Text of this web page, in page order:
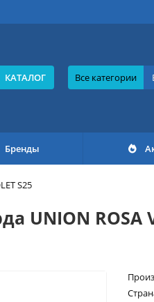
КАТАЛОГ Все категории
Бренды
S25
UNION ROSA